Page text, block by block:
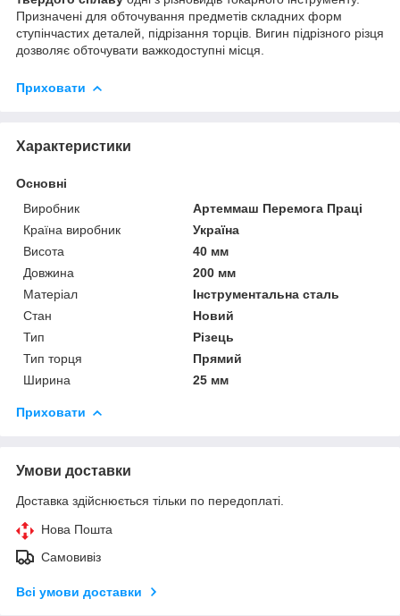
Призначені для обточування предметів складних форм
ступінчастих деталей, підрізання торців. Вигин підрізного різця
дозволяє обточувати важкодоступні місця.
Приховати
Характеристики
Основні
Виробник
Артеммаш Перемога Праці
Країна виробник
Україна
Висота
40 мм
Довжина
200 мм
Матеріал
Інструментальна сталь
Стан
Новий
Тип
Різець
Тип торця
Прямий
Ширина
25 мм
Приховати
Умови доставки
Доставка здійснюється тільки по передоплаті.
Нова Пошта
Самовивіз
Всі умови доставки